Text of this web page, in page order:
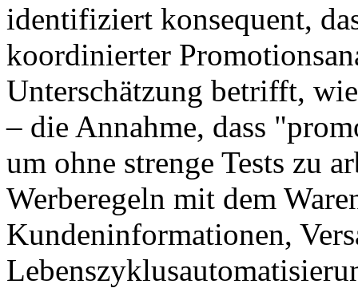
identifiziert konsequent,
koordinierter
Unterschätzung betrifft,
– die Annahme, dass
um ohne strenge Tests zu
Werberegeln mit dem
Kundeninformationen,